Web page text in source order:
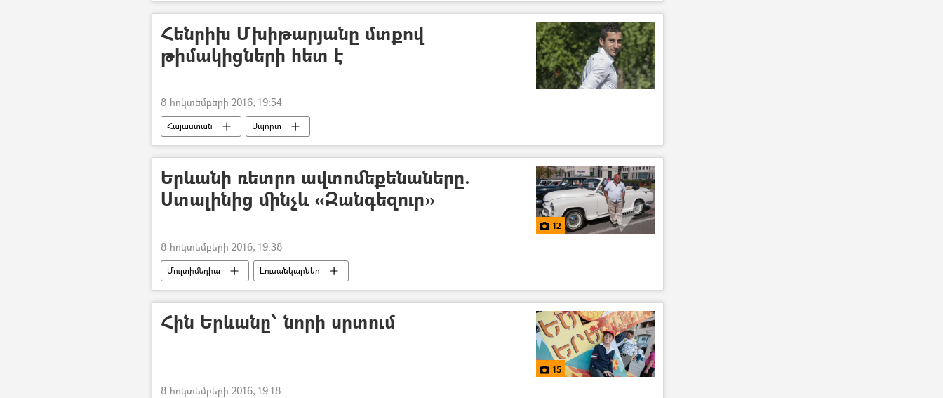
Հենրիխ Մխիթարյանը մտքով
թիմակիցների հետ է
8 հոկտեմբերի 2016, 19:54
Հայաստան Սպորտ
Երևանի ռետրո ավտոմեքենաները.
Ստալինից մինչև «Զանգեզուր»
12
8 հոկտեմբերի 2016, 19:38
Մուլտիմեդիա Լուսանկարներ
Հին Երևանը՝ նորի սրտում
15
8 հոկտեմբերի 2016, 19:18